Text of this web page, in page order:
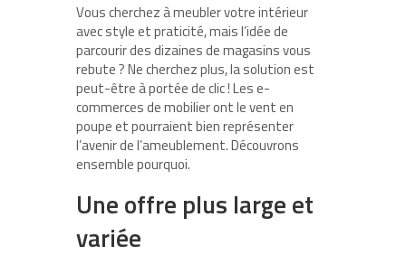
Vous cherchez à meubler votre intérieur
avec style et praticité, mais l’idée de
parcourir des dizaines de magasins vous
rebute ? Ne cherchez plus, la solution est
peut-être à portée de clic ! Les e-
commerces de mobilier ont le vent en
poupe et pourraient bien représenter
l’avenir de l’ameublement. Découvrons
ensemble pourquoi.
Une offre plus large et
variée